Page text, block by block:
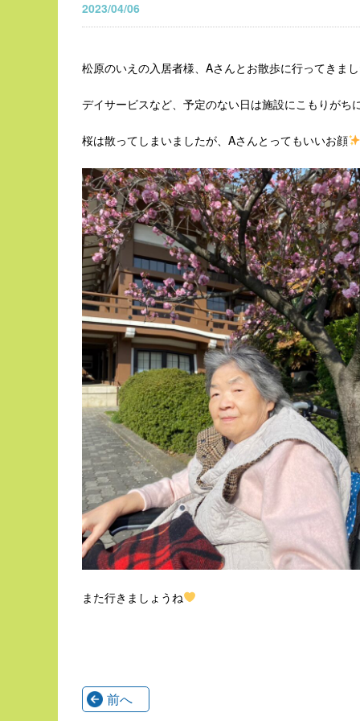
2023/04/06
松原のいえの入居者様、Aさんとお散歩に行ってきま
デイサービスなど、予定のない日は施設にこもりが
桜は散ってしまいましたが、Aさんとってもいいお顔
また行きましょうね
前へ